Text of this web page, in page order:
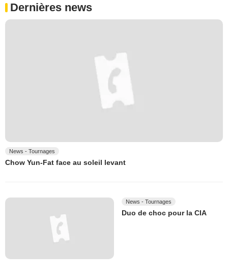
Dernières news
News - Tournages
Chow Yun-Fat face au soleil levant
News - Tournages
Duo de choc pour la CIA